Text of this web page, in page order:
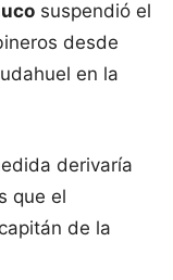
suspendió el
desde
en la
derivaría
que el
de la